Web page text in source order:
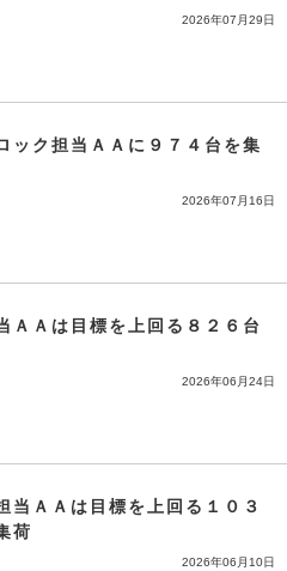
2026年07月29日
ック担当ＡＡに９７４台を集
2026年07月16日
ＡＡは目標を上回る８２６台
2026年06月24日
当ＡＡは目標を上回る１０３
荷
2026年06月10日